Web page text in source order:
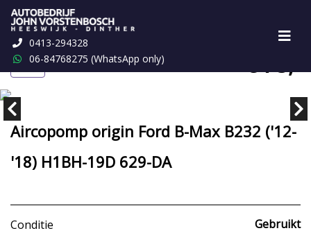
0413-294328
06-84768275 (WhatsApp only)
Aircopomp origin Ford B-Max B232 ('12-
'18) H1BH-19D 629-DA
Conditie
Gebruikt